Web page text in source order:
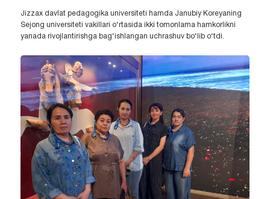
Jizzax davlat pedagogika universiteti hamda Janubiy Koreyaning
Sejong universiteti vakillari o‘rtasida ikki tomonlama hamkorlikni
yanada rivojlantirishga bag‘ishlangan uchrashuv bo‘lib o‘tdi.